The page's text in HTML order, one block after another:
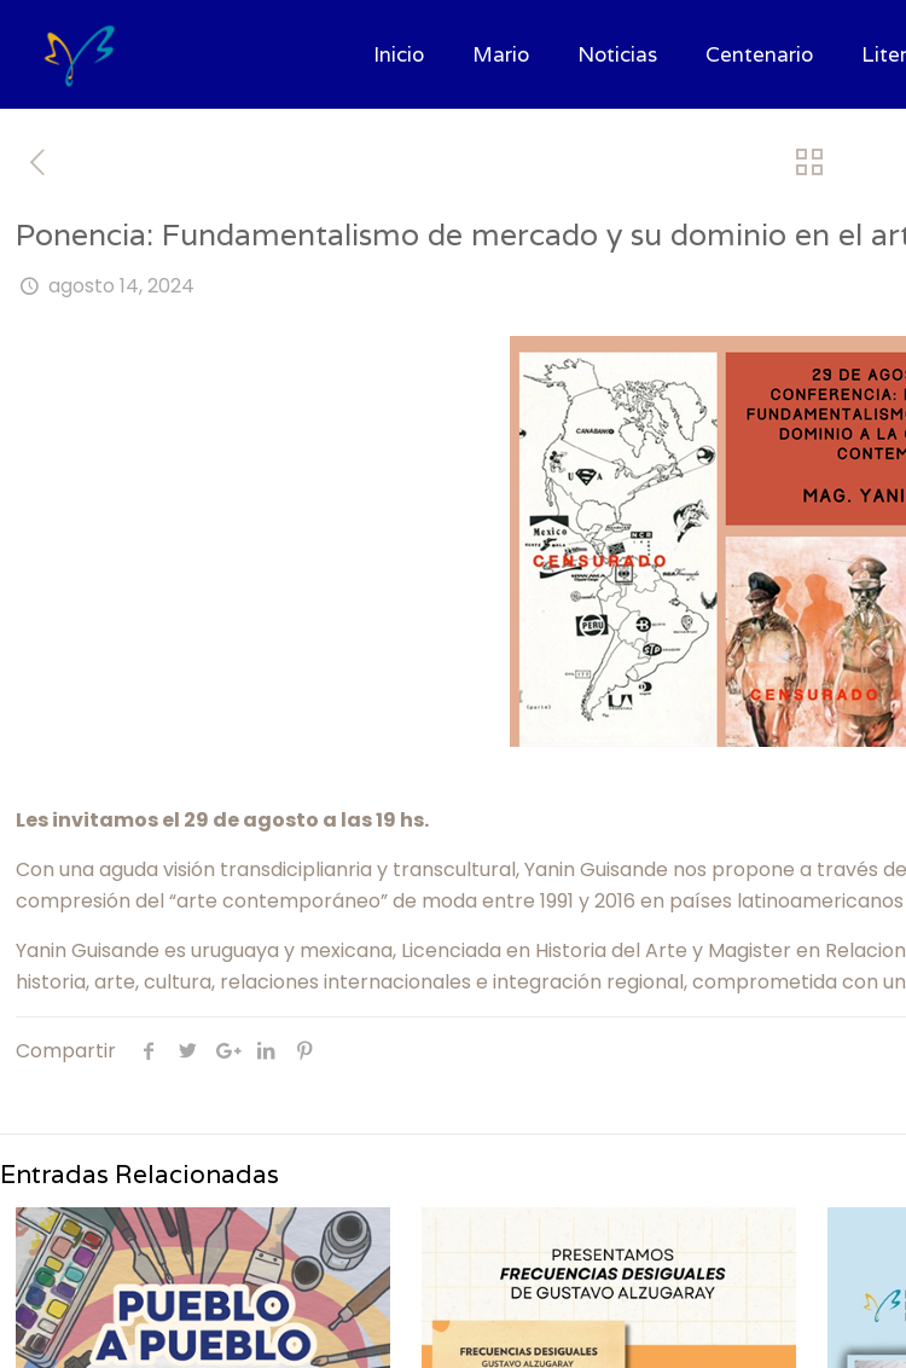
Inicio Mario Noticias Centenario
Ponencia: Fundamentalismo de mercado y su dominio en el
agosto 14, 2024
Les invitamos el 29 de agosto a las 19 hs.
Con una aguda visión transdiciplianria y transcultural, Yanin Guisande nos propone a través
compresión del “arte contemporáneo” de moda entre 1991 y 2016 en países
Yanin Guisande es uruguaya y mexicana, Licenciada en Historia del Arte y Magister en
historia, arte, cultura, relaciones internacionales e integración regional, comprometida con
Compartir
Entradas Relacionadas